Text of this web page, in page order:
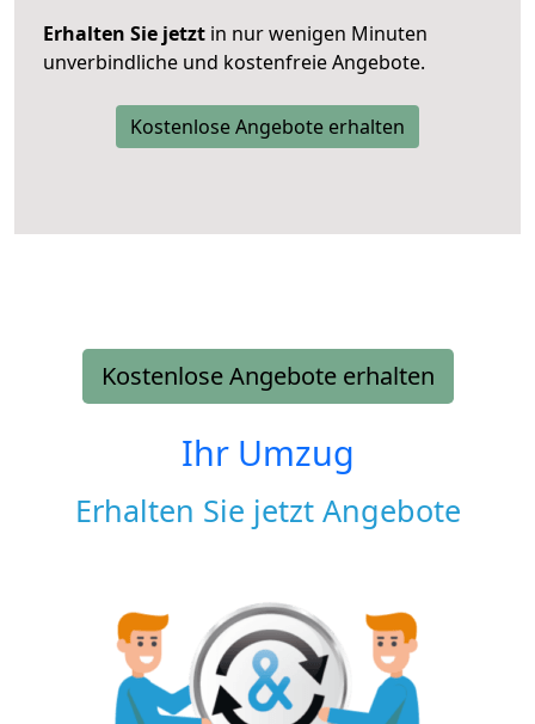
Erhalten Sie jetzt in nur wenigen Minuten
unverbindliche und kostenfreie Angebote.
Kostenlose Angebote erhalten
Kostenlose Angebote erhalten
Ihr Umzug
Erhalten Sie jetzt Angebote